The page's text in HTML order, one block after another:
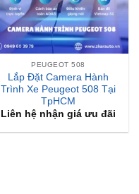
PEUGEOT 508
Lắp Đặt Camera Hành
Trình Xe Peugeot 508 Tại
TpHCM
Liên hệ nhận giá ưu đãi